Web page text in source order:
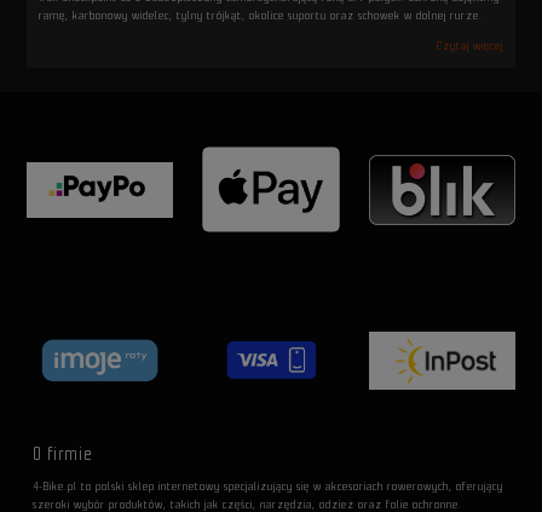
ramę, karbonowy widelec, tylny trójkąt, okolice suportu oraz schowek w dolnej rurze.
Czytaj więcej
O firmie
4-Bike.pl to polski sklep internetowy specjalizujący się w akcesoriach rowerowych, oferujący
szeroki wybór produktów, takich jak części, narzędzia, odzież oraz folie ochronne.